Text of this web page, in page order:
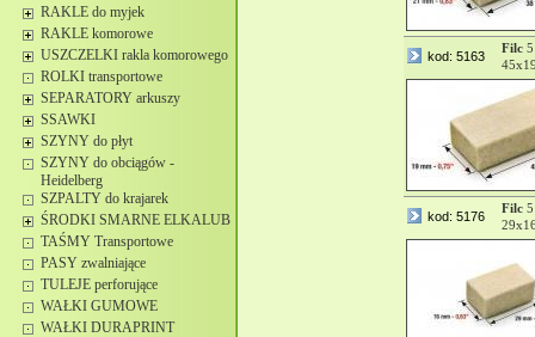
RAKLE do myjek
RAKLE komorowe
USZCZELKI rakla komorowego
ROLKI transportowe
SEPARATORY arkuszy
SSAWKI
SZYNY do płyt
SZYNY do obciągów -
Heidelberg
SZPALTY do krajarek
ŚRODKI SMARNE ELKALUB
TAŚMY Transportowe
PASY zwalniające
TULEJE perforujące
WAŁKI GUMOWE
WAŁKI DURAPRINT
kod: 5163
Filc
kod: 5176
Filc